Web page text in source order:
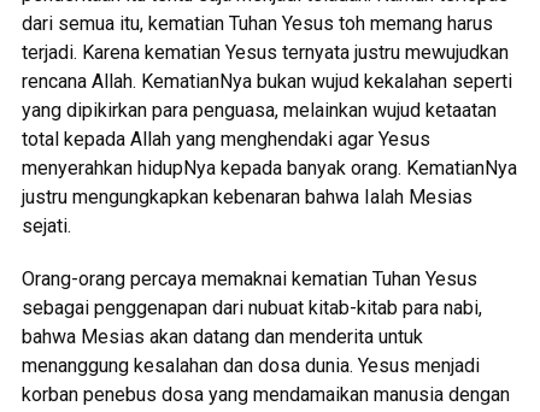
dari semua itu, kematian Tuhan Yesus toh memang harus
terjadi. Karena kematian Yesus ternyata justru mewujudkan
rencana Allah. KematianNya bukan wujud kekalahan seperti
yang dipikirkan para penguasa, melainkan wujud ketaatan
total kepada Allah yang menghendaki agar Yesus
menyerahkan hidupNya kepada banyak orang. KematianNya
justru mengungkapkan kebenaran bahwa Ialah Mesias
sejati.
Orang-orang percaya memaknai kematian Tuhan Yesus
sebagai penggenapan dari nubuat kitab-kitab para nabi,
bahwa Mesias akan datang dan menderita untuk
menanggung kesalahan dan dosa dunia. Yesus menjadi
korban penebus dosa yang mendamaikan manusia dengan